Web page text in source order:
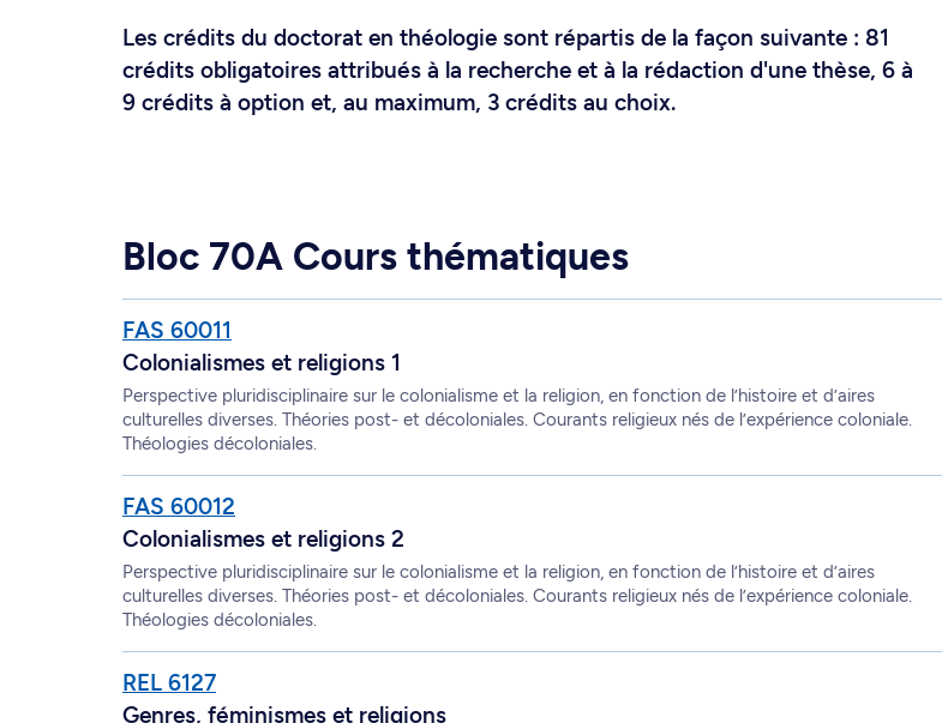
Les crédits du doctorat en théologie sont répartis de la façon suivante : 81
crédits obligatoires attribués à la recherche et à la rédaction d'une thèse, 6 à
9 crédits à option et, au maximum, 3 crédits au choix.
Bloc 70A Cours thématiques
FAS 60011
Colonialismes et religions 1
Perspective pluridisciplinaire sur le colonialisme et la religion, en fonction de l’histoire et d’aires
culturelles diverses. Théories post- et décoloniales. Courants religieux nés de l’expérience coloniale.
Théologies décoloniales.
FAS 60012
Colonialismes et religions 2
Perspective pluridisciplinaire sur le colonialisme et la religion, en fonction de l’histoire et d’aires
culturelles diverses. Théories post- et décoloniales. Courants religieux nés de l’expérience coloniale.
Théologies décoloniales.
REL 6127
Genres, féminismes et religions